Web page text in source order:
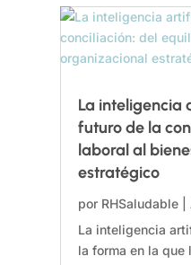
La inteligencia
futuro de la
laboral al
estratégico
por RHSaludable
La inteligencia
la forma en la que